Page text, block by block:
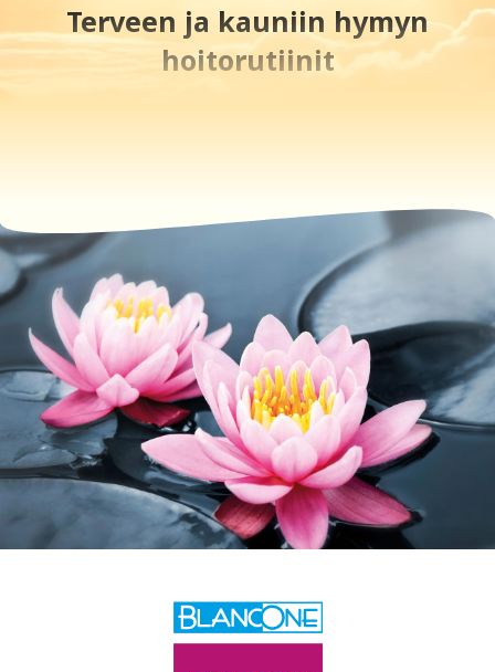
Terveen ja kauniin hymyn
hoitorutiinit